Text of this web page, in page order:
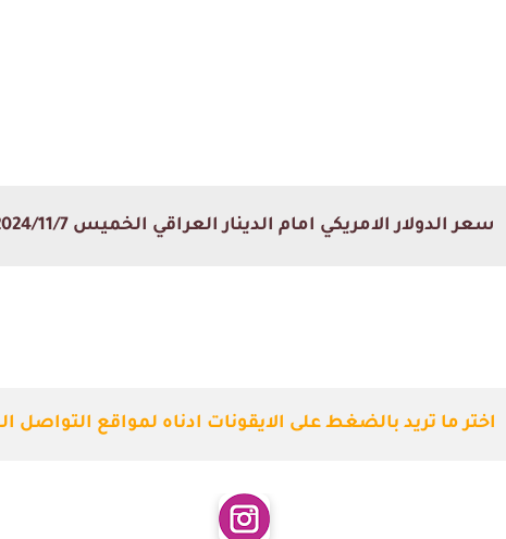
سعر الدولار الامريكي امام الدينار العراقي الخميس 2024/11/7
اختر ما تريد بالضغط على الايقونات ادناه لمواقع التواصل